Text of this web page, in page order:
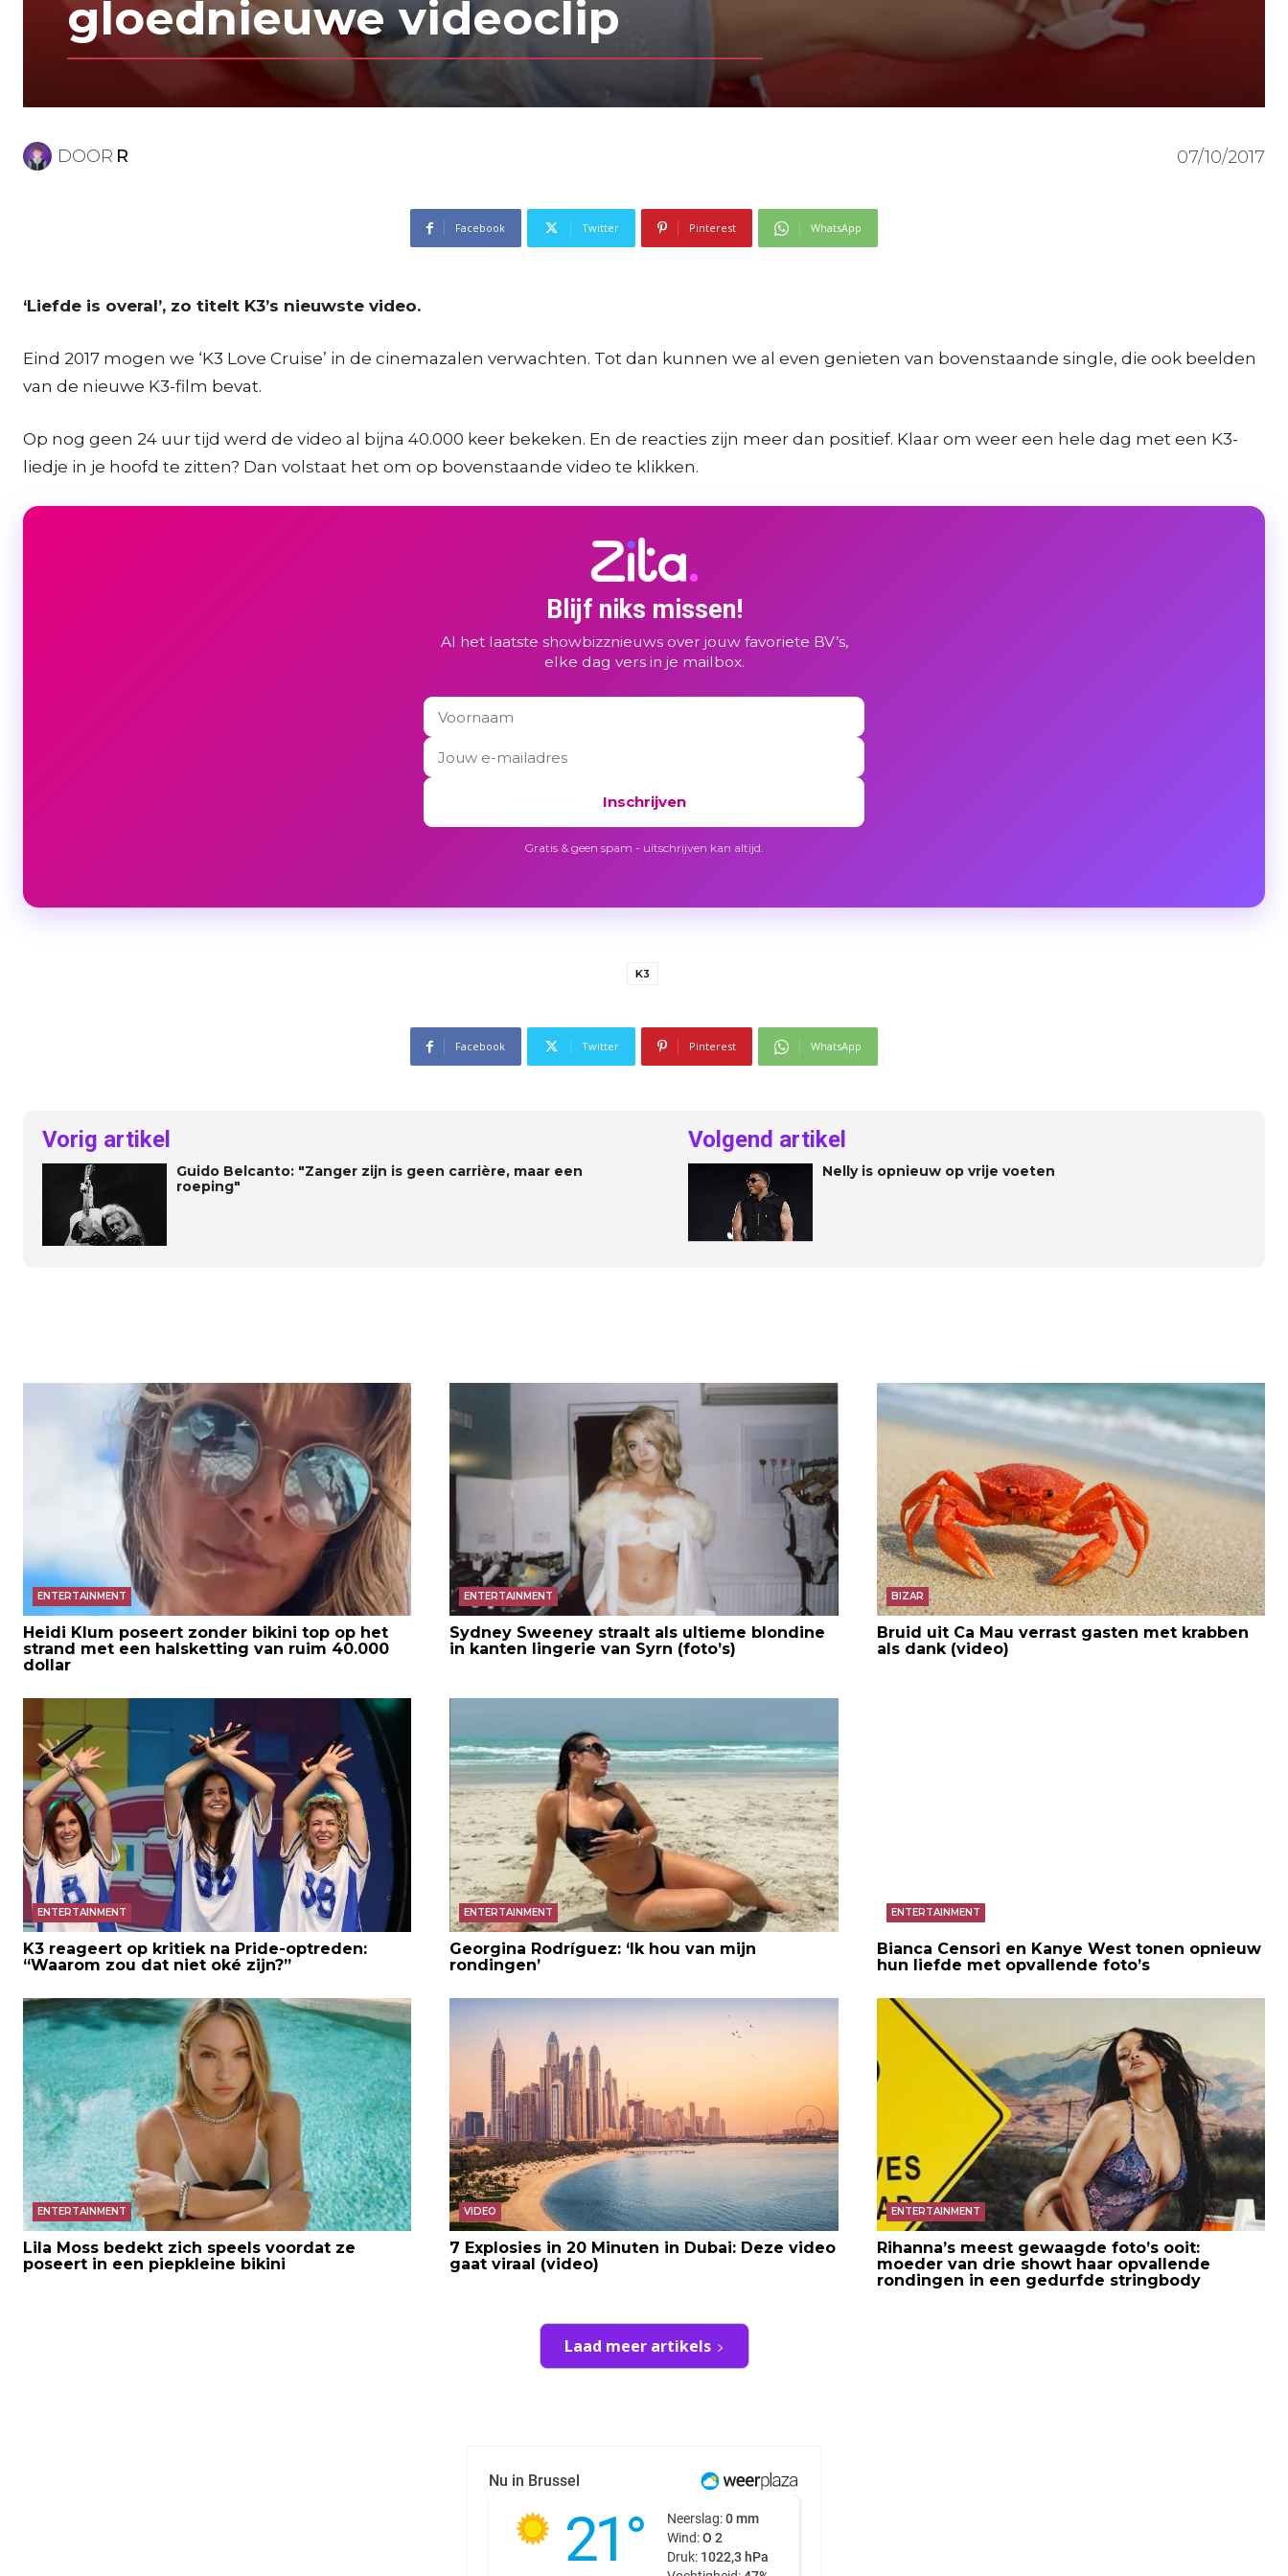
gloednieuwe videoclip
DOOR R 07/10/2017
Facebook Twitter Pinterest WhatsApp
‘Liefde is overal’, zo titelt K3’s nieuwste video.
Eind 2017 mogen we ‘K3 Love Cruise’ in de cinemazalen verwachten. Tot dan kunnen we al even genieten van bovenstaande single, die ook beelden
van de nieuwe K3-film bevat.
Op nog geen 24 uur tijd werd de video al bijna 40.000 keer bekeken. En de reacties zijn meer dan positief. Klaar om weer een hele dag met een K3-
liedje in je hoofd te zitten? Dan volstaat het om op bovenstaande video te klikken.
Blijf niks missen!
Al het laatste showbizznieuws over jouw favoriete BV’s,
elke dag vers in je mailbox.
Inschrijven
Gratis & geen spam - uitschrijven kan altijd.
K3
Facebook Twitter Pinterest WhatsApp
Vorig artikel
Guido Belcanto: "Zanger zijn is geen carrière, maar een
roeping"
Volgend artikel
Nelly is opnieuw op vrije voeten
ENTERTAINMENT
Heidi Klum poseert zonder bikini top op het
strand met een halsketting van ruim 40.000
dollar
ENTERTAINMENT
Sydney Sweeney straalt als ultieme blondine
in kanten lingerie van Syrn (foto’s)
BIZAR
Bruid uit Ca Mau verrast gasten met krabben
als dank (video)
ENTERTAINMENT
K3 reageert op kritiek na Pride-optreden:
“Waarom zou dat niet oké zijn?”
ENTERTAINMENT
Georgina Rodríguez: ‘Ik hou van mijn
rondingen’
ENTERTAINMENT
Bianca Censori en Kanye West tonen opnieuw
hun liefde met opvallende foto’s
ENTERTAINMENT
Lila Moss bedekt zich speels voordat ze
poseert in een piepkleine bikini
VIDEO
7 Explosies in 20 Minuten in Dubai: Deze video
gaat viraal (video)
ENTERTAINMENT
Rihanna’s meest gewaagde foto’s ooit:
moeder van drie showt haar opvallende
rondingen in een gedurfde stringbody
Laad meer artikels